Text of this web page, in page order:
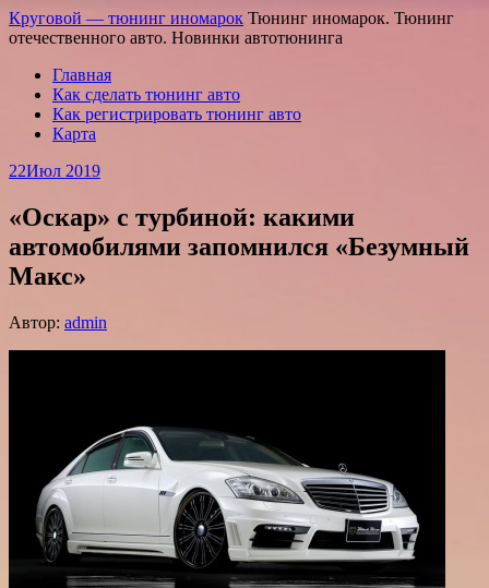
Круговой — тюнинг иномарок Тюнинг иномарок. Тюнинг
отечественного авто. Новинки автотюнинга
Главная
Как сделать тюнинг авто
Как регистрировать тюнинг авто
Карта
22Июл 2019
«Оскар» с турбиной: какими
автомобилями запомнился «Безумный
Макс»
Автор: admin